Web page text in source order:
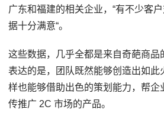
广东和福建的相关企业，“有不少客
据十分满意“。
这些数据，几乎全都是来自奇葩商品
表达的是，团队既然能够创造出如此
样也能够借助出色的策划能力，帮企
传推广 2C 市场的产品。